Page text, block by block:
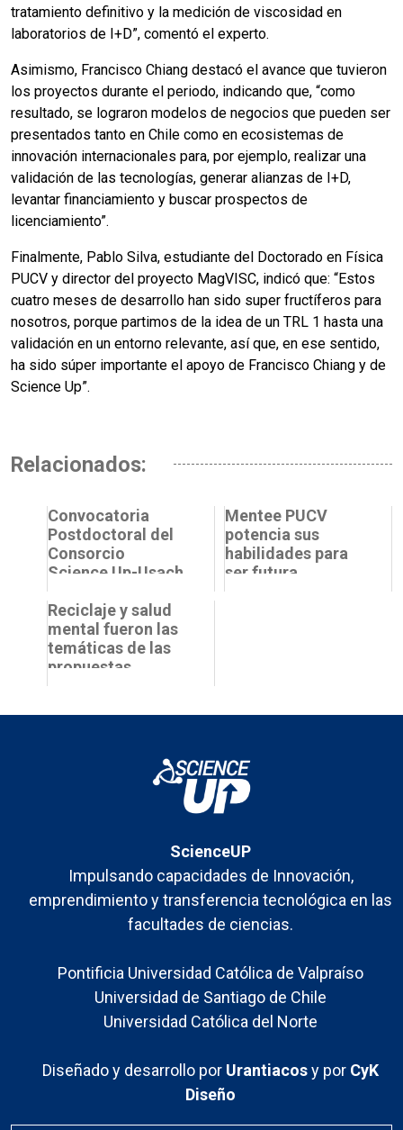
tratamiento definitivo y la medición de viscosidad en
laboratorios de I+D”, comentó el experto.
Asimismo, Francisco Chiang destacó el avance que tuvieron
los proyectos durante el periodo, indicando que, “como
resultado, se lograron modelos de negocios que pueden ser
presentados tanto en Chile como en ecosistemas de
innovación internacionales para, por ejemplo, realizar una
validación de las tecnologías, generar alianzas de I+D,
levantar financiamiento y buscar prospectos de
licenciamiento”.
Finalmente, Pablo Silva, estudiante del Doctorado en Física
PUCV y director del proyecto MagVISC, indicó que: “Estos
cuatro meses de desarrollo han sido super fructíferos para
nosotros, porque partimos de la idea de un TRL 1 hasta una
validación en un entorno relevante, así que, en ese sentido,
ha sido súper importante el apoyo de Francisco Chiang y de
Science Up”.
Relacionados:
Convocatoria
Postdoctoral del
Consorcio
Science Up-Usach
Mentee PUCV
potencia sus
habilidades para
ser futura
Reciclaje y salud
mental fueron las
temáticas de las
propuestas
ScienceUP
Impulsando capacidades de Innovación,
emprendimiento y transferencia tecnológica en las
facultades de ciencias.
Pontificia Universidad Católica de Valpraíso
Universidad de Santiago de Chile
Universidad Católica del Norte
Diseñado y desarrollo por Urantiacosy por CyK
Diseño